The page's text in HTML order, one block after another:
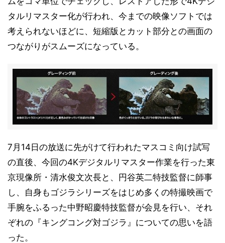
タルリマスター化が行われ、今までの映像ソフトでは
考えられないほどに、短縮版とカット部分との画面の
つながりがスムーズになっている。
7月14日の放送に先がけて行われたマスコミ向け試写
の直後、今回の4Kデジタルリマスター作業を行った東
京現像所・清水俊文次長と、円谷英二特技監督に師事
し、自身もゴジラシリーズをはじめ多くの特撮映画で
手腕をふるった中野昭慶特技監督が会見を行い、それ
ぞれの『キングコング対ゴジラ』についての思いを語
った。